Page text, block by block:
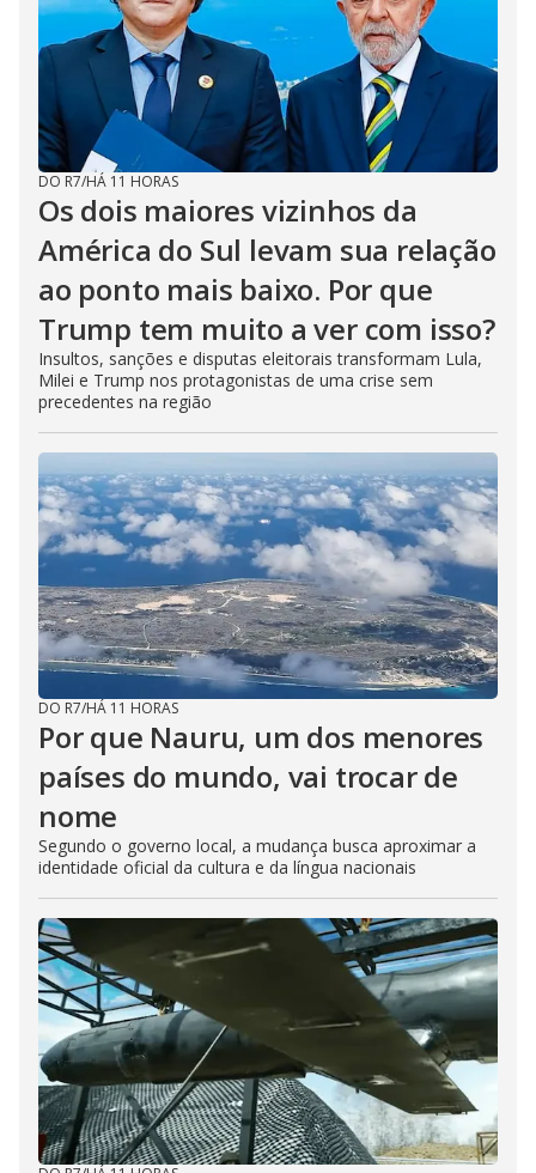
DO R7/HÁ 11 HORAS
Os dois maiores vizinhos da
América do Sul levam sua relação
ao ponto mais baixo. Por que
Trump tem muito a ver com isso?
Insultos, sanções e disputas eleitorais transformam Lula,
Milei e Trump nos protagonistas de uma crise sem
precedentes na região
DO R7/HÁ 11 HORAS
Por que Nauru, um dos menores
países do mundo, vai trocar de
nome
Segundo o governo local, a mudança busca aproximar a
identidade oficial da cultura e da língua nacionais